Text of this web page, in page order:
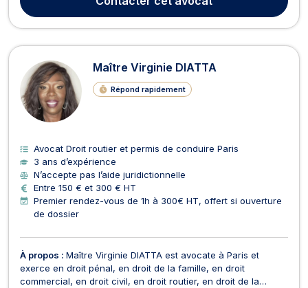
le Pôle social, recours CMRA, faute inexcus...
Maître Virginie DIATTA
Répond rapidement
Avocat Droit routier et permis de conduire Paris
3 ans d’expérience
N’accepte pas l’aide juridictionnelle
Entre 150 € et 300 € HT
Premier rendez-vous de 1h à 300€ HT, offert si ouverture
de dossier
À propos : Maître Virginie DIATTA est avocate à Paris et
exerce en droit pénal, en droit de la famille, en droit
commercial, en droit civil, en droit routier, en droit de la